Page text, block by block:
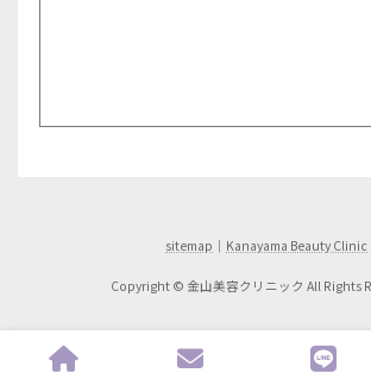
sitemap ｜ Kanayama Beauty Clinic
Copyright © 金山美容クリニック All Rights